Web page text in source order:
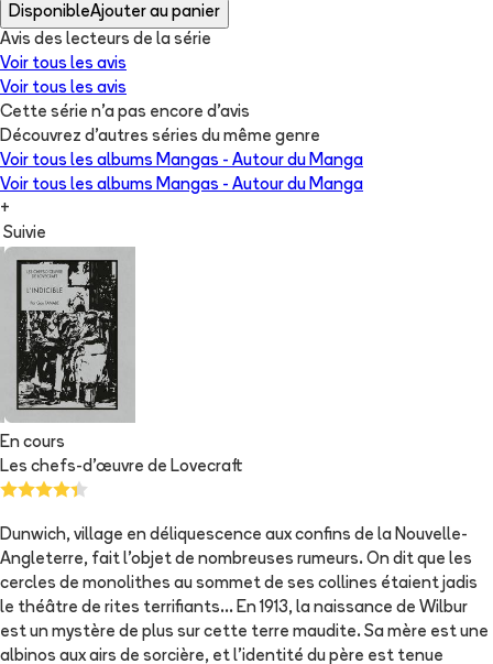
DisponibleAjouter au panier
Avis des lecteurs de la série
Voir tous les avis
Voir tous les avis
Cette série n'a pas encore d'avis
Découvrez d'autres séries du même genre
Voir tous les albums Mangas - Autour du Manga
Voir tous les albums Mangas - Autour du Manga
+
Suivie
En cours
Les chefs-d’œuvre de Lovecraft
Dunwich, village en déliquescence aux confins de la Nouvelle-
Angleterre, fait l'objet de nombreuses rumeurs. On dit que les
cercles de monolithes au sommet de ses collines étaient jadis
le théâtre de rites terrifiants... En 1913, la naissance de Wilbur
est un mystère de plus sur cette terre maudite. Sa mère est une
albinos aux airs de sorcière, et l'identité du père est tenue